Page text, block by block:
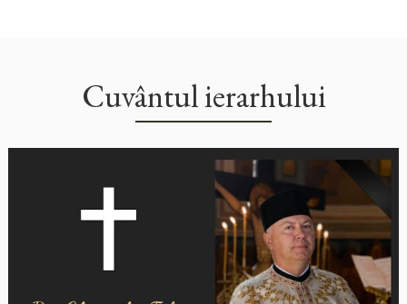
Cuvântul ierarhului